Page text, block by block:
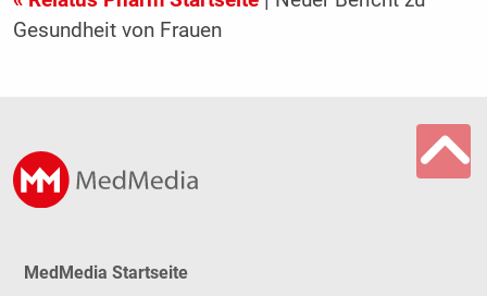
Gesundheit von Frauen
MedMedia Startseite